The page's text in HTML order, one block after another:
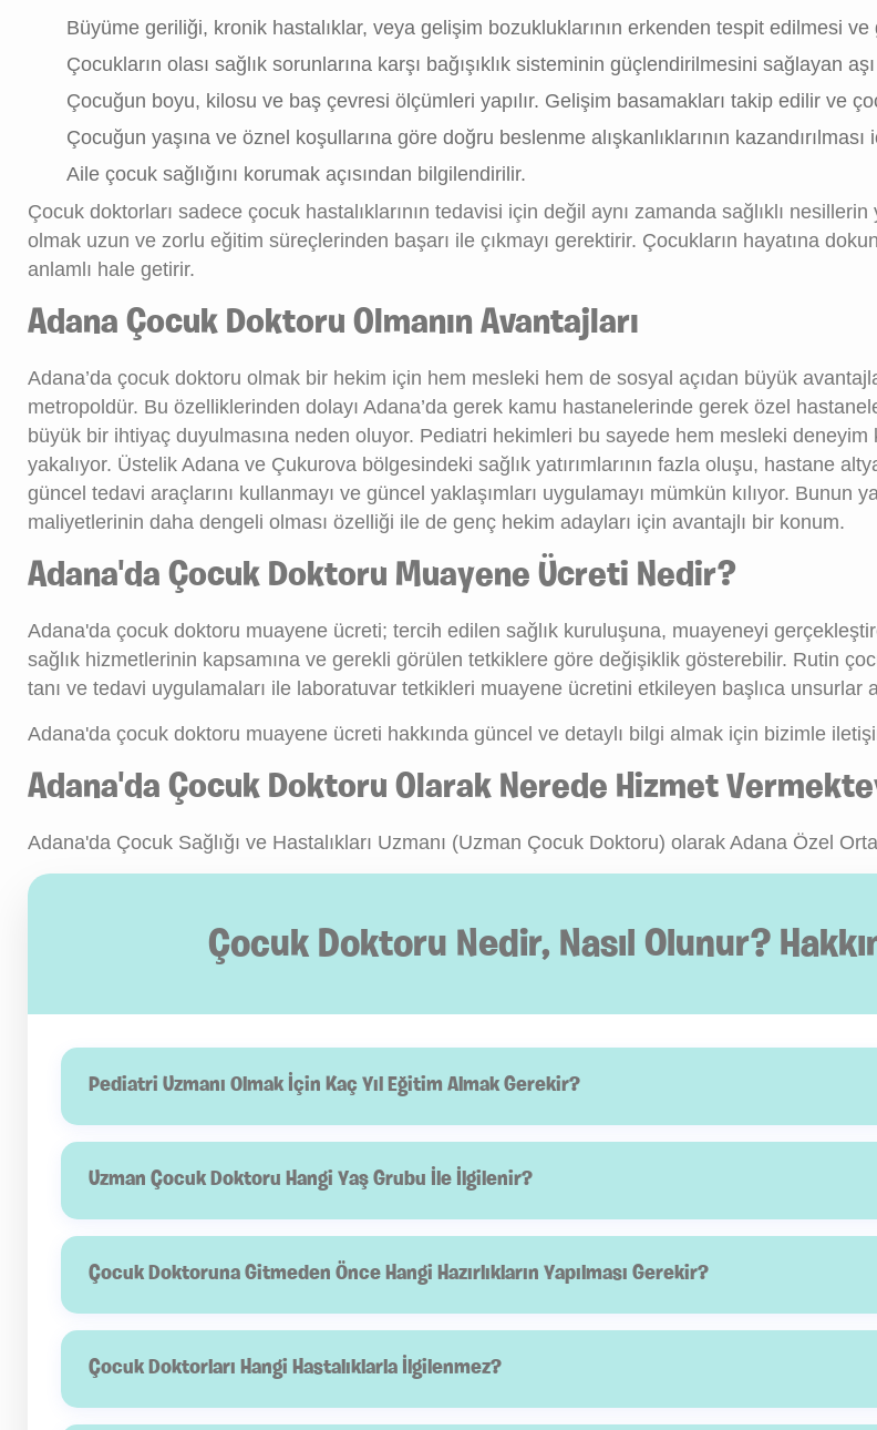
Büyüme geriliği, kronik hastalıklar, veya gelişim bozukluklarının erkenden tespit edilmesi
Çocukların olası sağlık sorunlarına karşı bağışıklık sisteminin güçlendirilmesini sağlayan
Çocuğun boyu, kilosu ve baş çevresi ölçümleri yapılır. Gelişim basamakları takip edilir ve
Çocuğun yaşına ve öznel koşullarına göre doğru beslenme alışkanlıklarının
Aile çocuk sağlığını korumak açısından bilgilendirilir.
Çocuk doktorları sadece çocuk hastalıklarının tedavisi için değil aynı zamanda sağlıklı
olmak uzun ve zorlu eğitim süreçlerinden başarı ile çıkmayı gerektirir. Çocukların hayatına
anlamlı hale getirir.
Adana Çocuk Doktoru Olmanın Avantajları
Adana’da çocuk doktoru olmak bir hekim için hem mesleki hem de sosyal açıdan büyük
metropoldür. Bu özelliklerinden dolayı Adana’da gerek kamu hastanelerinde gerek özel
büyük bir ihtiyaç duyulmasına neden oluyor. Pediatri hekimleri bu sayede hem mesleki
yakalıyor. Üstelik Adana ve Çukurova bölgesindeki sağlık yatırımlarının fazla oluşu, hastane
güncel tedavi araçlarını kullanmayı ve güncel yaklaşımları uygulamayı mümkün kılıyor. Bunun
maliyetlerinin daha dengeli olması özelliği ile de genç hekim adayları için avantajlı bir konum.
Adana'da Çocuk Doktoru Muayene Ücreti Nedir?
Adana'da çocuk doktoru muayene ücreti; tercih edilen sağlık kuruluşuna, muayeneyi
sağlık hizmetlerinin kapsamına ve gerekli görülen tetkiklere göre değişiklik gösterebilir. Rutin
tanı ve tedavi uygulamaları ile laboratuvar tetkikleri muayene ücretini etkileyen başlıca unsurlar
Adana'da çocuk doktoru muayene ücreti hakkında güncel ve detaylı bilgi almak için bizimle
Adana'da Çocuk Doktoru Olarak Nerede Hizmet
Adana'da Çocuk Sağlığı ve Hastalıkları Uzmanı (Uzman Çocuk Doktoru) olarak Adana Özel
Çocuk Doktoru Nedir, Nasıl Olunur?
Pediatri Uzmanı Olmak İçin Kaç Yıl Eğitim Almak Gerekir?
Ülkemizde pediatri uzmanı olabilmek için lisans düzeyindeki 6 yıllık tıp fakültesi eğitimi sonrasında
uzmanlığı eğitimi alınması gerekir. Tıp fakültesi başlangıcından itibaren minimum 10 yıllık bir eğitimin
Uzman Çocuk Doktoru Hangi Yaş Grubu İle İlgilenir?
Çocuk doktorları doğumdan başlayarak yenidoğan dönemi, bebeklik dönemi, çocukluk ve ergenlik
ilgi alanına girmektedir.
Çocuk Doktoruna Gitmeden Önce Hangi Hazırlıkların Yapılması Gerekir?
Çocukların geçmiş sağlık raporları, tetkik ve tarama sonuçları, laboratuvar sonuçları, aşı karnesi hazır
başladığı ve nasıl seyrettiği doktora detaylı şekilde anlatılmalıdır.
Çocuk Doktorları Hangi Hastalıklarla İlgilenmez?
Çocuk doktorları cerrahi operasyon gerektiren sağlık sorunlarının tedavisini üstlenmezler. Bu gibi